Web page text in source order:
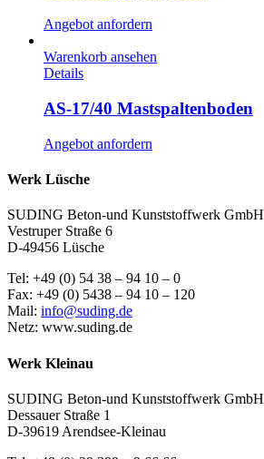
Angebot anfordern
Warenkorb ansehen
Details
AS-17/40 Mastspaltenboden
Angebot anfordern
Werk Lüsche
SUDING Beton-und Kunststoffwerk GmbH
Vestruper Straße 6
D-49456 Lüsche
Tel: +49 (0) 54 38 – 94 10 – 0
Fax: +49 (0) 5438 – 94 10 – 120
Mail: info@suding.de
Netz: www.suding.de
Werk Kleinau
SUDING Beton-und Kunststoffwerk GmbH
Dessauer Straße 1
D-39619 Arendsee-Kleinau